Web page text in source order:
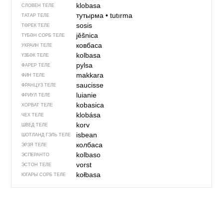
СЛОВЕН ТЕЛЕ klobasa
ТАТАР ТЕЛЕ тутырма• tutırma
ТӨРЕК ТЕЛЕ sosis
ТҮБӘН СОРБ ТЕЛЕ jěšnica
УКРАИН ТЕЛЕ ковбаса
ҮЗБӘК ТЕЛЕ kolbasa
ФАРЕР ТЕЛЕ pylsa
ФИН ТЕЛЕ makkara
ФРАНЦУЗ ТЕЛЕ saucisse
ФРИУЛ ТЕЛЕ luianie
ХОРВАТ ТЕЛЕ kobasica
ЧЕХ ТЕЛЕ klobása
ШВЕД ТЕЛЕ korv
ШОТЛАНД ГЭЛЬ ТЕЛЕ isbean
ЭРЗЯ ТЕЛЕ колбаса
ЭСПЕРАНТО kolbaso
ЭСТОН ТЕЛЕ vorst
ЮГАРЫ СОРБ ТЕЛЕ kołbasa